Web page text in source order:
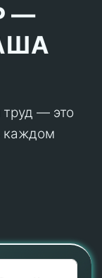
—
труд — это
каждом